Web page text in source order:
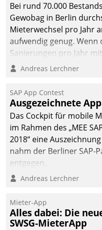
Bei rund 70.000
Gewobag in Berlin
Mieterwechsel pro Jahr
aufwendig genug.
Sanierungen pro Jahr
Betreuungs- und
kommunale
gemeinsam mit der
Teilprozess der
Andreas Lerchner
SAP App Contest
Ausgezeichnete App
Das Cockpit für mobile
im Rahmen des „MEE
2018“ eine
nahm der Berliner SAP-
entgegen.
Andreas Lerchner
Mieter-App
Alles dabei: Die
SWSG-MieterApp